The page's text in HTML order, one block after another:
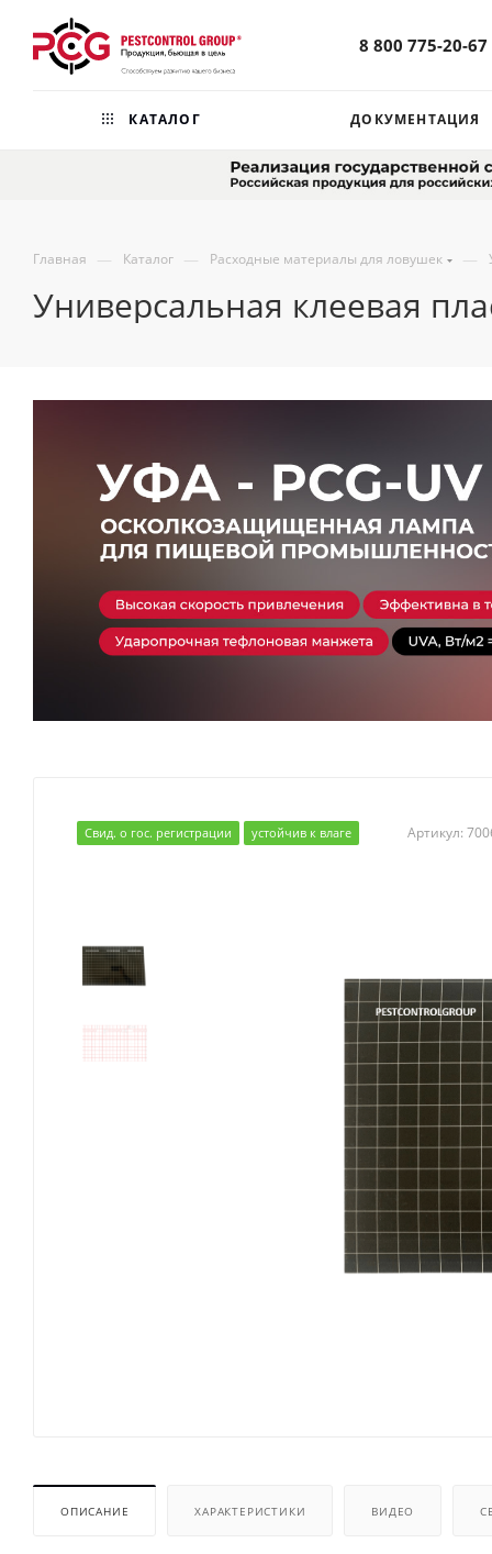
8 800 775-20-67
КАТАЛОГ ДОКУМЕНТАЦИЯ
Главная — Каталог — Расходные материалы для ловушек —
Универсальная клеевая
Свид. о гос. регистрации устойчив к влаге Артикул:
ОПИСАНИЕ ХАРАКТЕРИСТИКИ ВИДЕО